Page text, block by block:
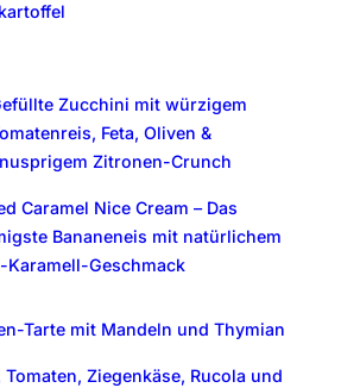
Zucchini mit würzigem
Feta, Oliven &
Zitronen-Crunch
Caramel Nice Cream – Das
Bananeneis mit natürlichem
Karamell-Geschmack
Tarte mit Mandeln und Thymian
Ziegenkäse, Rucola und